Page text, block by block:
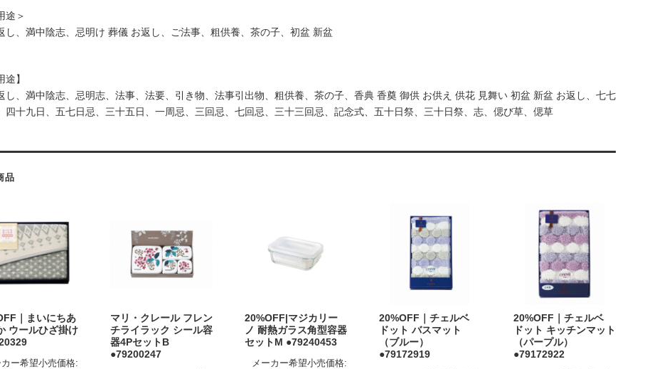
途＞
し、満中陰志、忌明け 葬儀 お返し、ご法事、粗供養、茶の子、初盆 新盆
途】
し、満中陰志、忌明志、法事、法要、引き物、法事引出物、粗供養、茶の子、香典 香奠 御供 お供え 供花 見舞い 初盆 新盆 お返し、七七
四十九日、五七日忌、三十五日、一周忌、三回忌、七回忌、三十三回忌、記念式、五十日祭、三十日祭、志、偲び草、偲草
品
｜まいにちあ
ウールひざ掛け
カー希望小売価格:
マリ・クレール フレン
チライラック シール容
器4PセットB
●79200247
20%OFF|マジカリー
ノ 耐熱ガラス角型容器
セットM ●79240453
メーカー希望小売価格:
20%OFF｜チェルベ
ドット バスマット
（ブルー）
●79172919
20%OFF｜チェルベ
ドット キッチンマット
（パープル）
●79172922